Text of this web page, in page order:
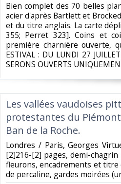
‎Bien complet des 70 belles
acier d'après Bartlett et
et du titre anglais. La carte
355; Perret 323]. Coins et
première charnière ouverte,
ESTIVAL : DU LUNDI 27
SERONS OUVERTS
‎Les vallées vaudoises
protestantes du
Ban de la Roche.‎
‎Londres / Paris, Georges
[2]216-[2] pages, demi-
fleurons, encadrements et
de percaline, gardes moirées